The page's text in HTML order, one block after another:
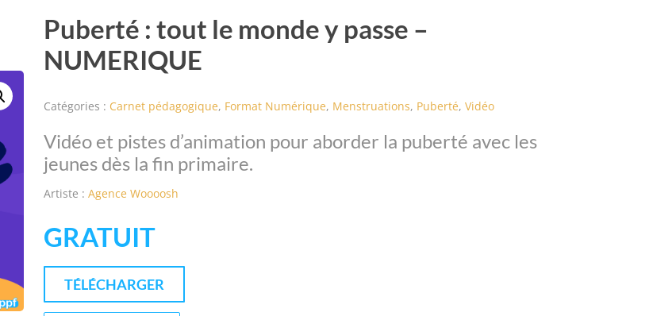
Puberté : tout le monde y passe –
NUMERIQUE
Catégories : Carnet pédagogique, Format Numérique, Menstruations, Puberté,Vidéo
Vidéo et pistes d’animation pour aborder la puberté avec les
jeunes dès la fin primaire.
Artiste :Agence Woooosh
GRATUIT
TÉLÉCHARGER